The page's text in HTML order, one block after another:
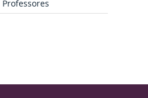
Professores